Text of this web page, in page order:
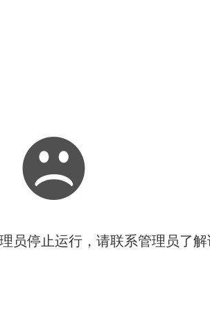
员停止运行，请联系管理员了